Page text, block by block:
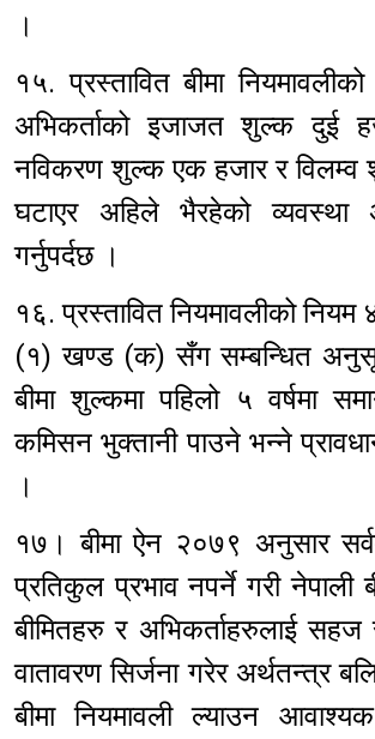
।
१५. प्रस्तावित बीमा
अभिकर्ताको इजाजत शुल्क दुई
नविकरण शुल्क एक हजार र विलम्व
घटाएर अहिले भैरहेको व्यवस्था
गर्नुपर्दछ ।
१६. प्रस्तावित नियमावलीको
(१) खण्ड (क) सँग सम्बन्धित
बीमा शुल्कमा पहिलो ५ वर्षमा
कमिसन भुक्तानी पाउने भन्ने
।
१७। बीमा ऐन २०७९ अनुसार
प्रतिकुल प्रभाव नपर्ने गरी नेपाली
बीमितहरु र अभिकर्ताहरुलाई सहज
वातावरण सिर्जना गरेर अर्थतन्त्र
बीमा नियमावली ल्याउन